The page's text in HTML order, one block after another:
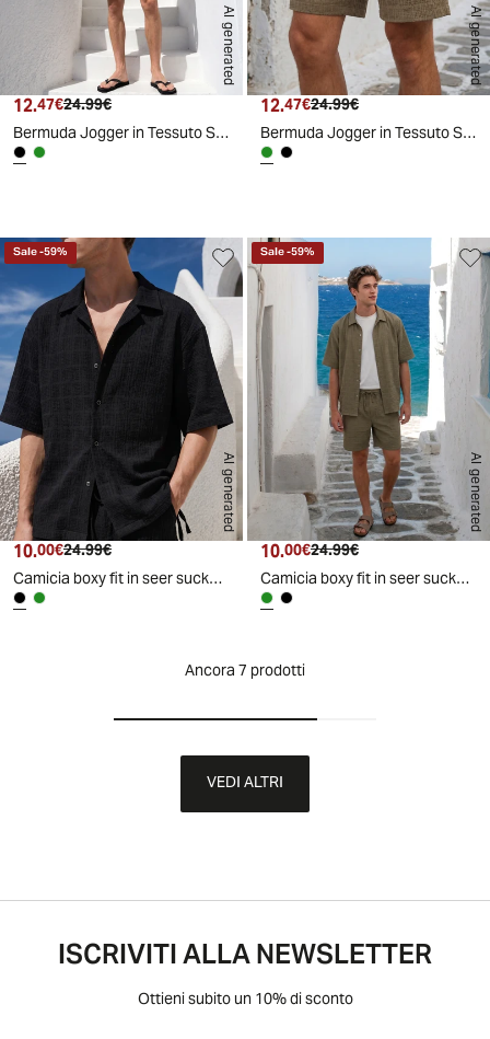
AI generated
Prezzo attuale
12.47€ Prezzo originale
24.99€
Bermuda Jogger in Tessuto Seer Sucker - Nero
AI generated
Prezzo attuale
12.47€ Prezzo originale
24.99€
Bermuda Jogger in Tessuto Seer Sucker - Verde kaki
AI generated
Sale-59%
Prezzo attuale
10.00€ Prezzo originale
24.99€
Camicia boxy fit in seer sucker con lacci - Nero
AI generated
Sale-59%
Prezzo attuale
10.00€ Prezzo originale
24.99€
Camicia boxy fit in seer sucker con lacci - Verde kaki
Ancora 7 prodotti
VEDI ALTRI
ISCRIVITI ALLA NEWSLETTER
Ottieni subito un 10% di sconto